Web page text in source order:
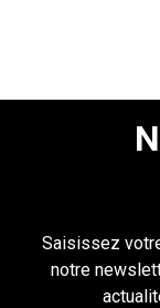
Choisissez
Saisissez
notre